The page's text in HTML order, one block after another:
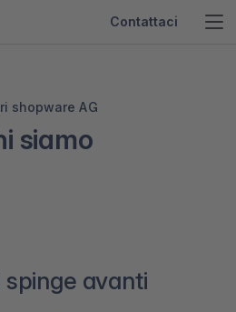
Contattaci
shopware AG
siamo
spinge avanti